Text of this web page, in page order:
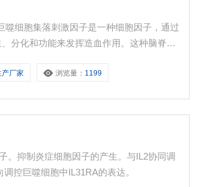
噬细胞集落刺激因子是一种细胞因子，通过
分化和功能来发挥造血作用。这种脑脊液
产厂家 浏览量： 1199
。抑制炎症细胞因子的产生。与IL2协同调
控巨噬细胞中IL31RA的表达。